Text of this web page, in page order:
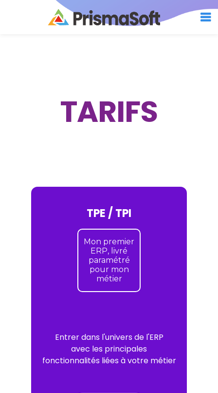
TARIFS
TPE / TPI
Mon premier
ERP, livré
paramétré
pour mon
métier
Entrer dans l'univers de l'ERP
avec les principales
fonctionnalités liées à votre métier